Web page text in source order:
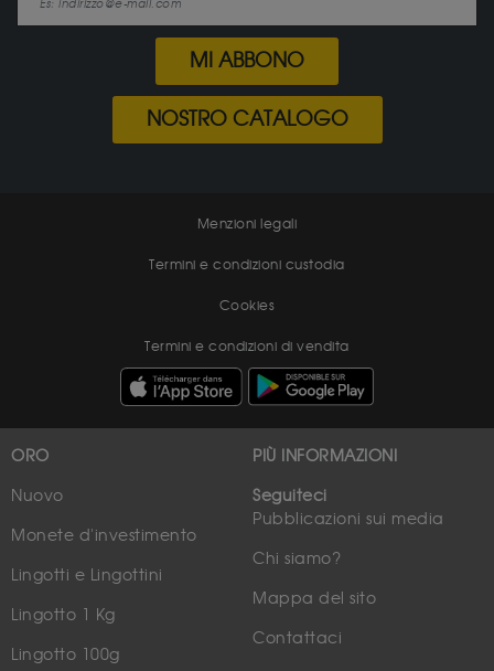
MI ABBONO
NOSTRO CATALOGO
Menzioni legali
Termini e condizioni custodia
Cookies
Termini e condizioni di vendita
ORO
Nuovo
Monete d'investimento
Lingotti e Lingottini
Lingotto 1 Kg
Lingotto 100g
PIÙ INFORMAZIONI
Seguiteci
Pubblicazioni sui media
Chi siamo?
Mappa del sito
Contattaci